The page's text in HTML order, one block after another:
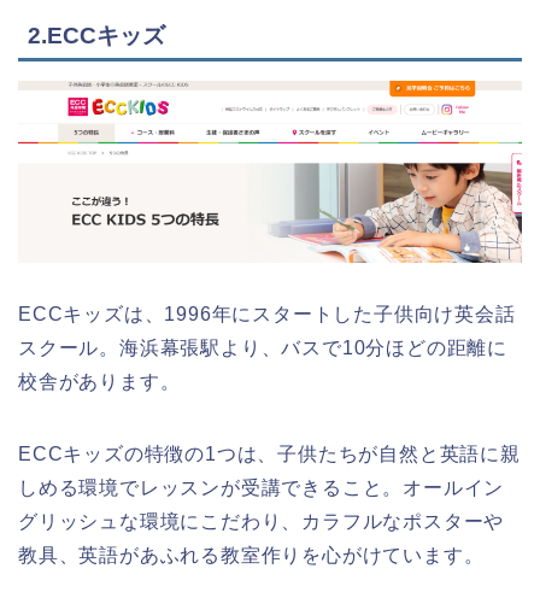
2.ECCキッズ
ECCキッズは、1996年にスタートした子供向け英会話
スクール。海浜幕張駅より、バスで10分ほどの距離に
校舎があります。
ECCキッズの特徴の1つは、子供たちが自然と英語に親
しめる環境でレッスンが受講できること。オールイン
グリッシュな環境にこだわり、カラフルなポスターや
教具、英語があふれる教室作りを心がけています。